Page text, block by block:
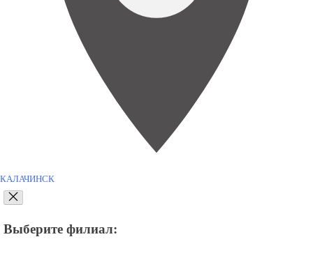
КАЛАЧИНСК
Выберите филиал: